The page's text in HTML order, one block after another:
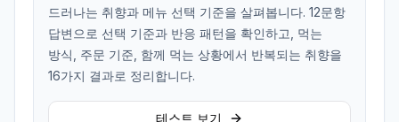
드러나는 취향과 메뉴 선택 기준을 살펴봅니다. 12문항
답변으로 선택 기준과 반응 패턴을 확인하고, 먹는
방식, 주문 기준, 함께 먹는 상황에서 반복되는 취향을
16가지 결과로 정리합니다.
테스트 보기